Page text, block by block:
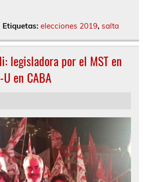
Etiquetas: elecciones 2019, salta
legisladora por el MST en
en CABA